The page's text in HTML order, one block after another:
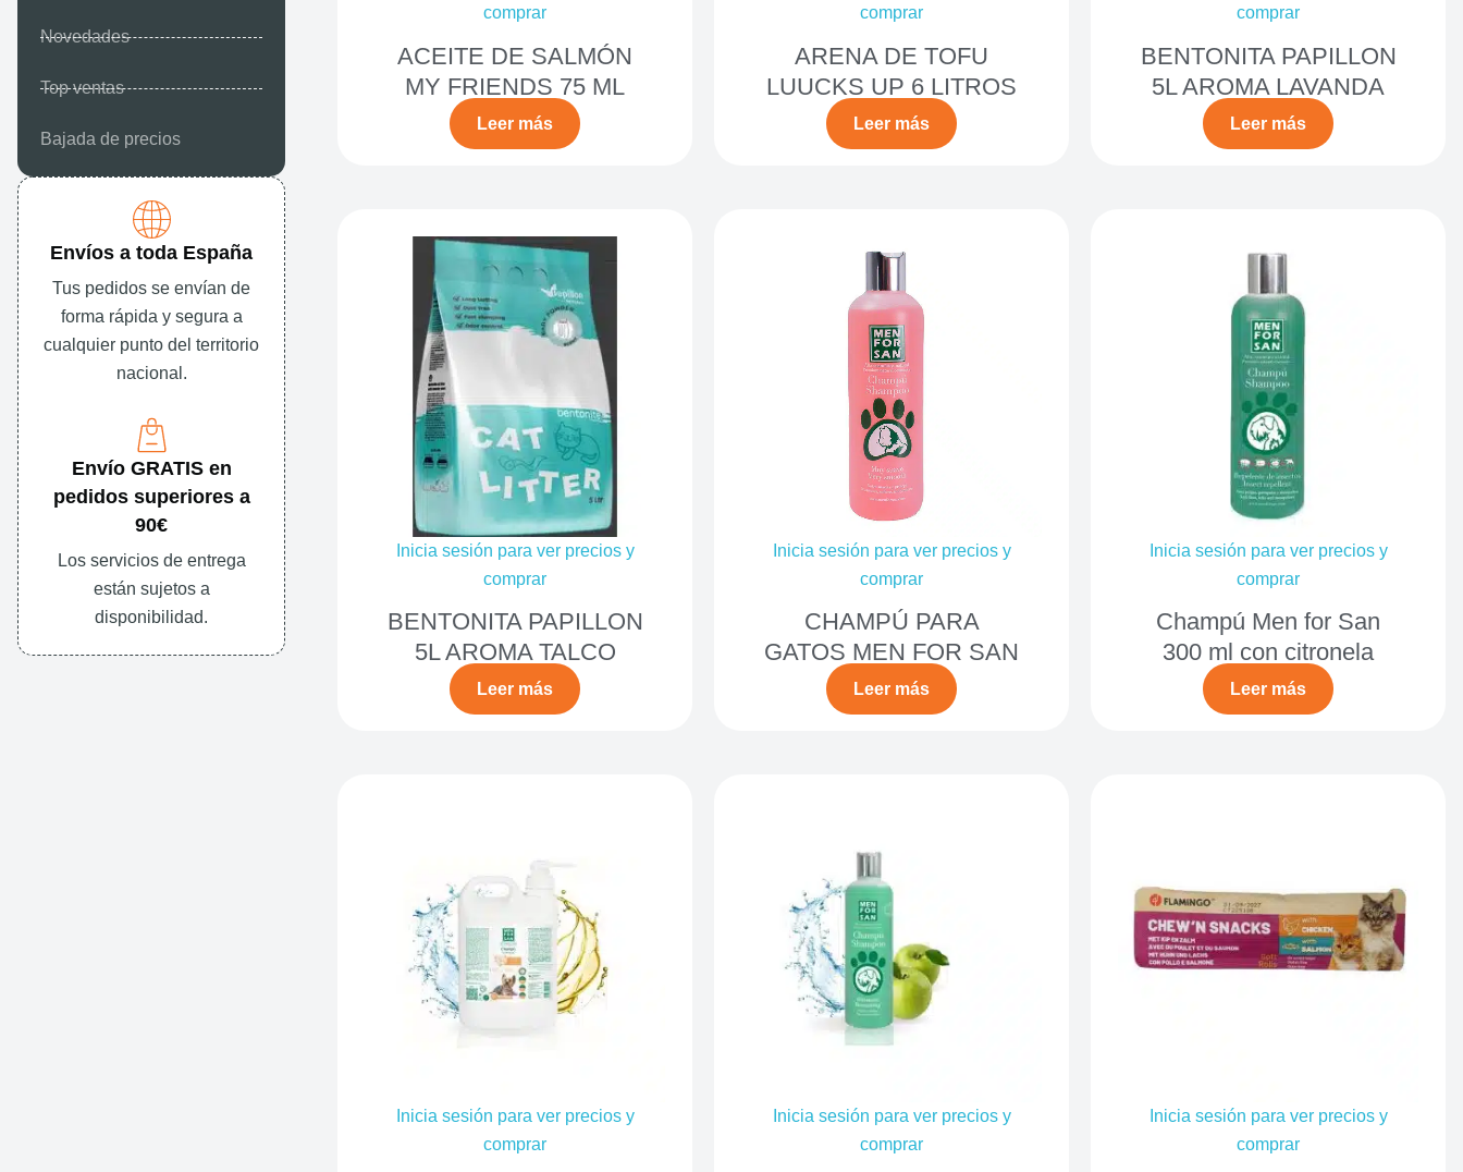
Novedades
Top ventas
Bajada de precios
Envíos a toda España
Tus pedidos se envían de
forma rápida y segura a
cualquier punto del territorio
nacional.
Envío GRATIS en
pedidos superiores a
90€
Los servicios de entrega
están sujetos a
disponibilidad.
comprar
ACEITE DE SALMÓN
MY FRIENDS 75 ML
Leer más
comprar
ARENA DE TOFU
LUUCKS UP 6 LITROS
Leer más
comprar
BENTONITA PAPILLON
5L AROMA LAVANDA
Leer más
Inicia sesión para ver precios y
comprar
BENTONITA PAPILLON
5L AROMA TALCO
Leer más
Inicia sesión para ver precios y
comprar
CHAMPÚ PARA
GATOS MEN FOR SAN
Leer más
Inicia sesión para ver precios y
comprar
Champú Men for San
300 ml con citronela
Leer más
Inicia sesión para ver precios y
comprar
Inicia sesión para ver precios y
comprar
Inicia sesión para ver precios y
comprar